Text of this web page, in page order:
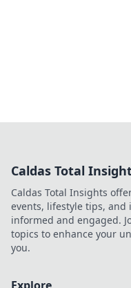
Caldas Total
Caldas Total Insights
events, lifestyle tips,
informed and engaged.
topics to enhance your
you.